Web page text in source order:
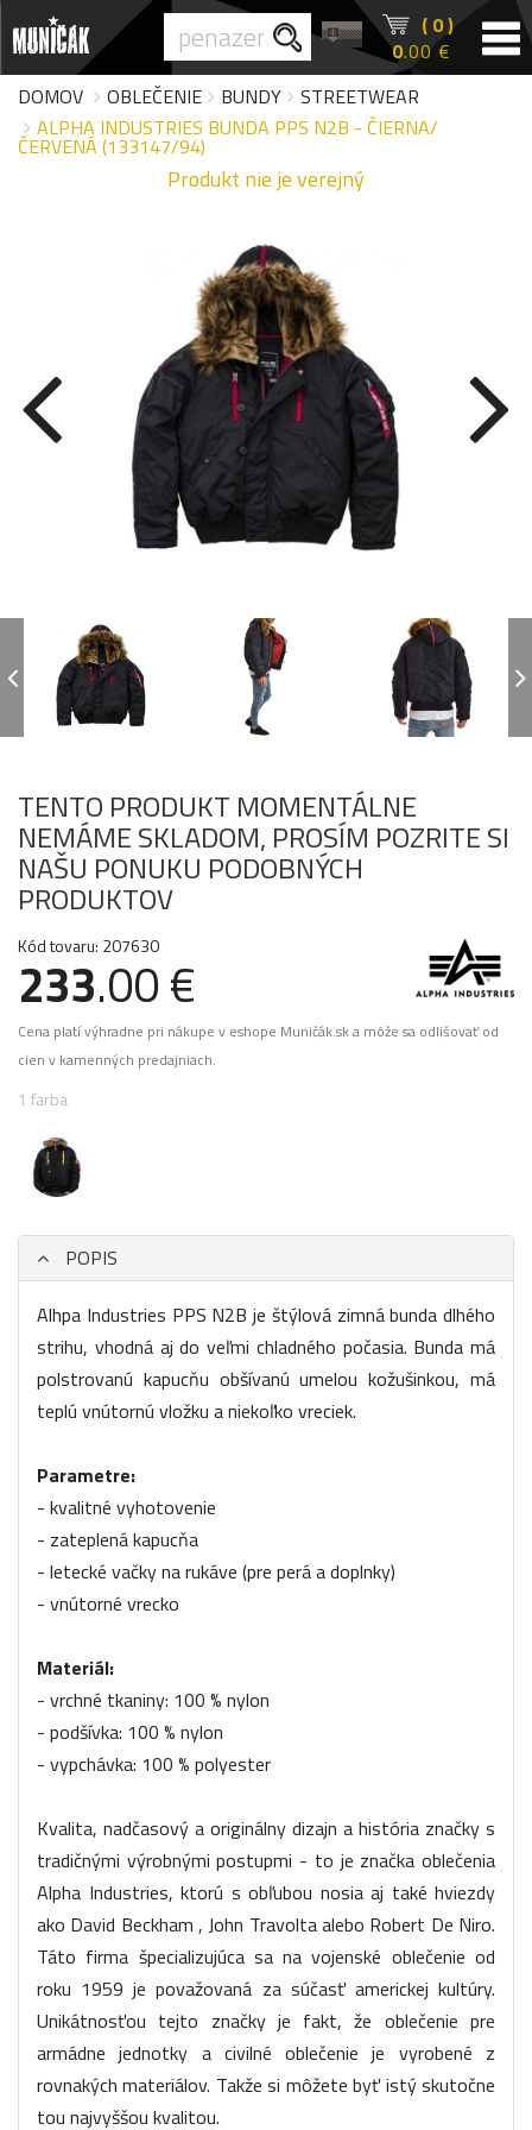
( 0 )
0.00 €
DOMOV
OBLEČENIE BUNDY
STREETWEAR
ALPHA INDUSTRIES BUNDA PPS N2B - ČIERNA/
ČERVENÁ (133147/94)
Produkt nie je verejný
TENTO PRODUKT MOMENTÁLNE
NEMÁME SKLADOM, PROSÍM POZRITE SI
NAŠU PONUKU PODOBNÝCH
PRODUKTOV
Kód tovaru: 207630
233.00 €
Cena platí výhradne pri nákupe v eshope Muničák.sk a môže sa odlišovať od
cien v kamenných predajniach.
1 farba
POPIS
Alhpa Industries PPS N2B je štýlová zimná bunda dlhého
strihu, vhodná aj do veľmi chladného počasia. Bunda má
polstrovanú kapucňu obšívanú umelou kožušinkou, má
teplú vnútornú vložku a niekoľko vreciek.
Parametre:
- kvalitné vyhotovenie
- zateplená kapucňa
- letecké vačky na rukáve (pre perá a doplnky)
- vnútorné vrecko
Materiál:
- vrchné tkaniny: 100 % nylon
- podšívka: 100 % nylon
- vypchávka: 100 % polyester
Kvalita, nadčasový a originálny dizajn a história značky s
tradičnými výrobnými postupmi - to je značka oblečenia
Alpha Industries, ktorú s obľubou nosia aj také hviezdy
ako David Beckham , John Travolta alebo Robert De Niro.
Táto firma špecializujúca sa na vojenské oblečenie od
roku 1959 je považovaná za súčasť americkej kultúry.
Unikátnosťou tejto značky je fakt, že oblečenie pre
armádne jednotky a civilné oblečenie je vyrobené z
rovnakých materiálov. Takže si môžete byť istý skutočne
tou najvyššou kvalitou.